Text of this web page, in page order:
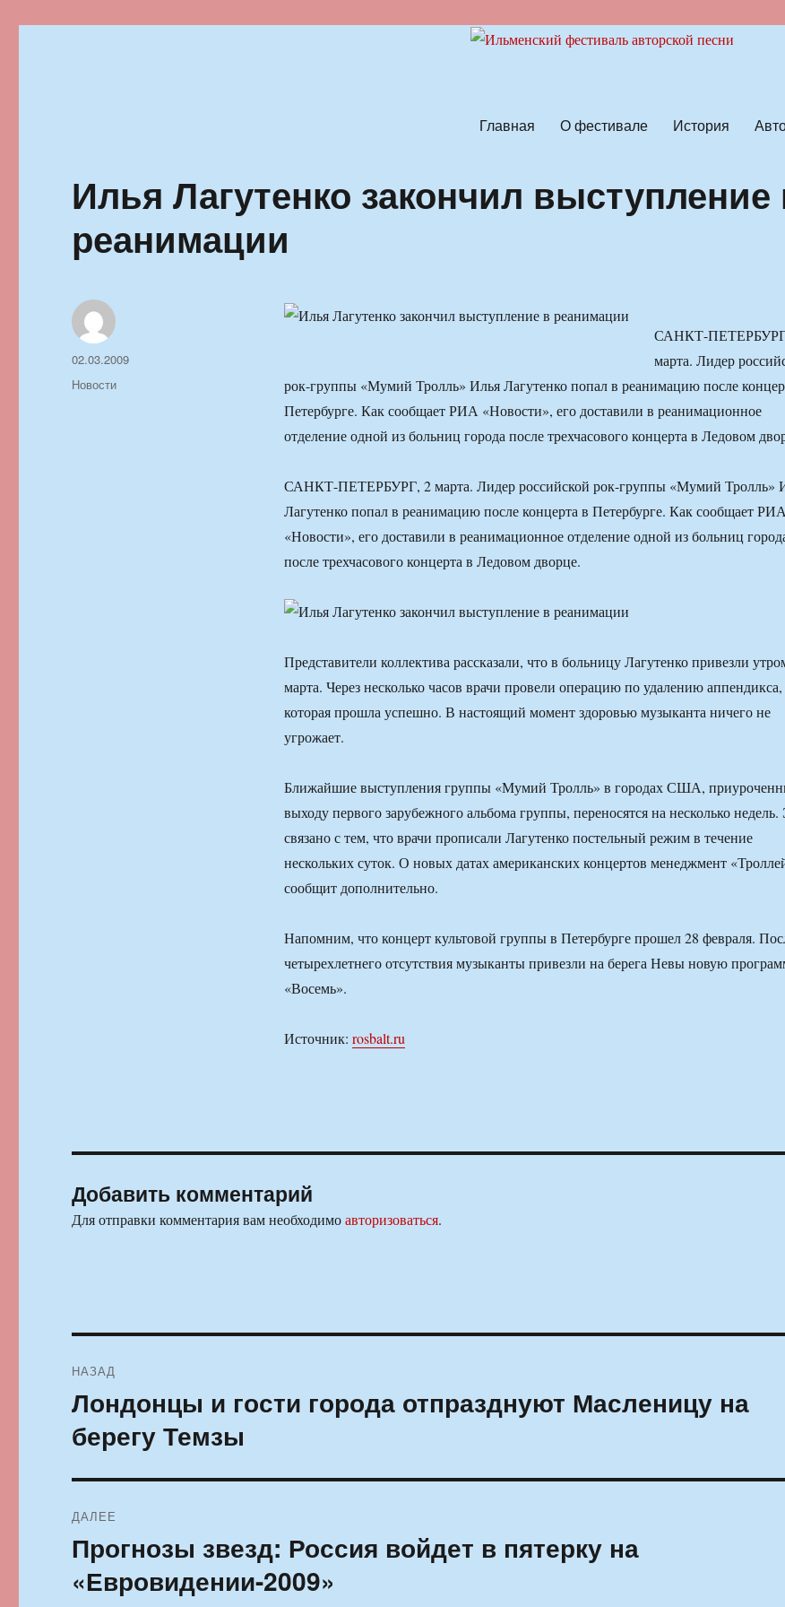
Главная О фестивале История
Илья Лагутенко закончил выступление
реанимации
САНКТ-
марта. Лидер
рок-группы «Мумий Тролль» Илья Лагутенко попал в реанимацию после
Петербурге. Как сообщает РИА «Новости», его доставили в реанимационное
отделение одной из больниц города после трехчасового концерта в Ледовом
САНКТ-ПЕТЕРБУРГ, 2 марта. Лидер российской рок-группы «Мумий Тролль»
Лагутенко попал в реанимацию после концерта в Петербурге. Как сообщает
«Новости», его доставили в реанимационное отделение одной из больниц
после трехчасового концерта в Ледовом дворце.
Представители коллектива рассказали, что в больницу Лагутенко привезли
марта. Через несколько часов врачи провели операцию по удалению аппендикса,
которая прошла успешно. В настоящий момент здоровью музыканта ничего не
угрожает.
Ближайшие выступления группы «Мумий Тролль» в городах США,
выходу первого зарубежного альбома группы, переносятся на несколько недель.
связано с тем, что врачи прописали Лагутенко постельный режим в течение
нескольких суток. О новых датах американских концертов менеджмент
сообщит дополнительно.
Напомним, что концерт культовой группы в Петербурге прошел 28 февраля.
четырехлетнего отсутствия музыканты привезли на берега Невы новую
«Восемь».
Источник: rosbalt.ru
Автор
Опубликовано
02.03.2009
Рубрики
Новости
Добавить комментарий
Для отправки комментария вам необходимоавторизоваться.
по
записям
НАЗАД
Предыдущая
запись:
Лондонцы и гости города отпразднуют Масленицу на
берегу Темзы
ДАЛЕЕ
Следующая
запись:
Прогнозы звезд: Россия войдет в пятерку на
«Евровидении-2009»